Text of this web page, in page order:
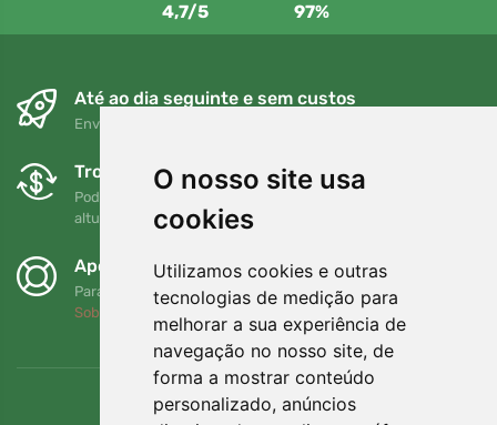
O nosso site usa
cookies
Utilizamos cookies e outras
tecnologias de medição para
melhorar a sua experiência de
navegação no nosso site, de
forma a mostrar conteúdo
personalizado, anúncios
4,7/5 97%
Até ao dia seguinte e sem custos
Envio gratuito para encomendas superiores a 80 EUR
Trocas e devoluções gratuitas
Pode devolver ou trocar a sua encomenda em qualquer
altura no prazo de 90 dias
Apoiamos a Trees.org
Para cada encomenda plantamos uma árvore! Leia mais
Sobre nós